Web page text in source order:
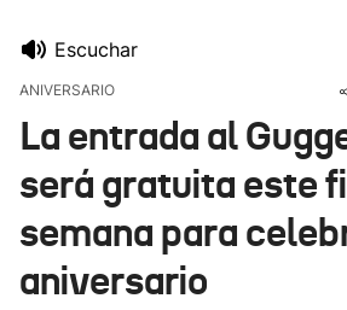
Ikusmiran
Eguraldia
Escuchar
ANIVERSARIO
La entrada al
será gratuita este
semana para
aniversario